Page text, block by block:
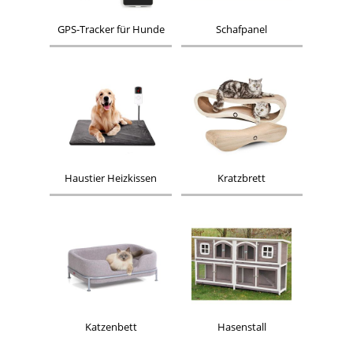
GPS-Tracker für Hunde Schafpanel
Haustier Heizkissen Kratzbrett
Katzenbett Hasenstall